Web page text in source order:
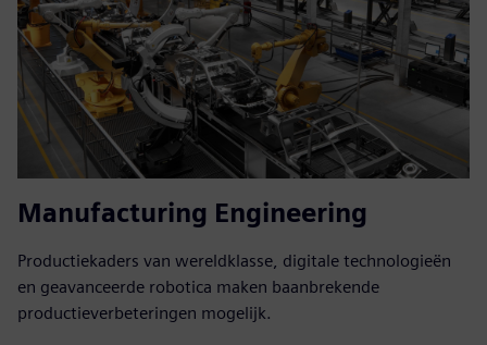
Manufacturing Engineering
Productiekaders van wereldklasse, digitale technologieën
en geavanceerde robotica maken baanbrekende
productieverbeteringen mogelijk.